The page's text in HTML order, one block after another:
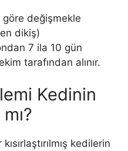
göre değişmekle
dikiş)
7 ila 10 gün
tarafından alınır.
Kedinin
kedilerin